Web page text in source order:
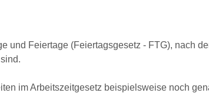
Feiertage (Feiertagsgesetz - FTG), nach
im Arbeitszeitgesetz beispielsweise noch